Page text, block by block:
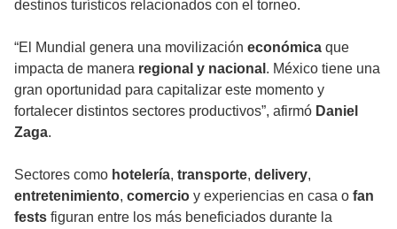
destinos turísticos relacionados con el torneo.
“El Mundial genera una movilización económica que
impacta de manera regional y nacional . México tiene una
gran oportunidad para capitalizar este momento y
fortalecer distintos sectores productivos”, afirmó Daniel
Zaga.
Sectores como hotelería, transporte, delivery,
entretenimiento, comercio y experiencias en casa o fan
fests figuran entre los más beneficiados durante la